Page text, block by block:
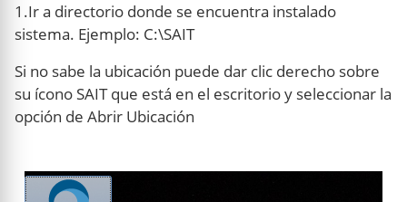
1.Ir a directorio donde se encuentra instalado
sistema. Ejemplo: C:\SAIT
Si no sabe la ubicación puede dar clic derecho sobre
su ícono SAIT que está en el escritorio y seleccionar la
opción de Abrir Ubicación